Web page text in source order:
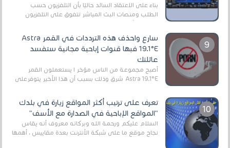
بناءً على الاعتقاد السائد حاليًا بأن التلفزيون حسب
الطلب ومنصات البث المباشر تتفوق على التلفزيون
الرقمي الأرضي التقليدي، يُعدّ IPTV-org خيار...
سارع واحذف هذه الترددات في القمر Astra
19.1°E فبها قنوات إباحية مجانية ستفسد
عائلتك
أصبح مجموعة من الناس مؤخر ا يستعملون القمر
Astra 19.1°E شرق وذلك بسبب أن هذا الأخير يتوفرعلى
تعرف على ترتيب أكثر المواقع زيارة في بلدك
"المواقع الإباحية في الصدارة مع الأسف"
السلام عليكم ورحمة الله وبركاته معروف أنه يقاس
نجاح موقع ما على شبكة الأنترنت بعدة مقاييس ، أهمها